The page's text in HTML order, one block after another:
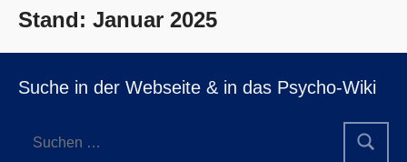
Stand: Januar 2025
Suche in der Webseite & in das Psycho-Wiki